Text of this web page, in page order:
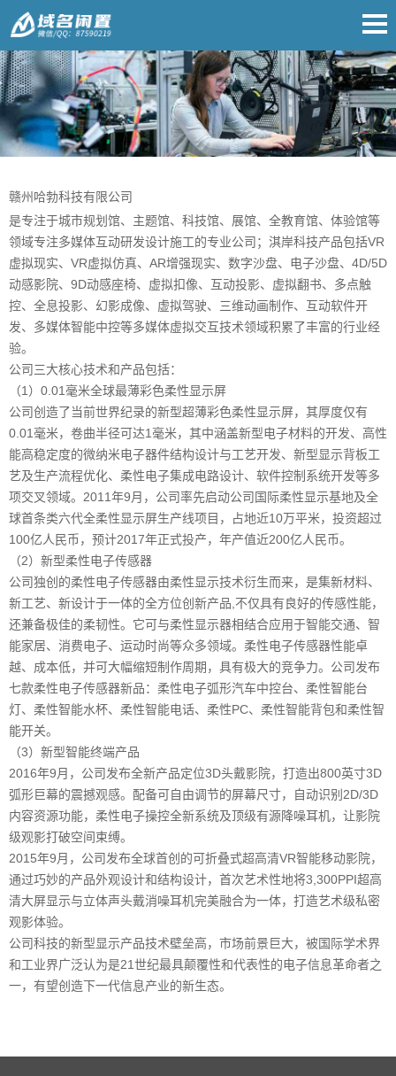
赣州哈勃科技有限公司
是专注于城市规划馆、主题馆、科技馆、展馆、全教育馆、体验馆等
领域专注多媒体互动研发设计施工的专业公司；淇岸科技产品包括VR
虚拟现实、VR虚拟仿真、AR增强现实、数字沙盘、电子沙盘、4D/5D
动感影院、9D动感座椅、虚拟扣像、互动投影、虚拟翻书、多点触
控、全息投影、幻影成像、虚拟驾驶、三维动画制作、互动软件开
发、多媒体智能中控等多媒体虚拟交互技术领域积累了丰富的行业经
验。
公司三大核心技术和产品包括：
（1）0.01毫米全球最薄彩色柔性显示屏
公司创造了当前世界纪录的新型超薄彩色柔性显示屏，其厚度仅有
0.01毫米，卷曲半径可达1毫米，其中涵盖新型电子材料的开发、高性
能高稳定度的微纳米电子器件结构设计与工艺开发、新型显示背板工
艺及生产流程优化、柔性电子集成电路设计、软件控制系统开发等多
项交叉领域。2011年9月，公司率先启动公司国际柔性显示基地及全
球首条类六代全柔性显示屏生产线项目，占地近10万平米，投资超过
100亿人民币，预计2017年正式投产，年产值近200亿人民币。
（2）新型柔性电子传感器
公司独创的柔性电子传感器由柔性显示技术衍生而来，是集新材料、
新工艺、新设计于一体的全方位创新产品,不仅具有良好的传感性能，
还兼备极佳的柔韧性。它可与柔性显示器相结合应用于智能交通、智
能家居、消费电子、运动时尚等众多领域。柔性电子传感器性能卓
越、成本低，并可大幅缩短制作周期，具有极大的竞争力。公司发布
七款柔性电子传感器新品：柔性电子弧形汽车中控台、柔性智能台
灯、柔性智能水杯、柔性智能电话、柔性PC、柔性智能背包和柔性智
能开关。
（3）新型智能终端产品
2016年9月，公司发布全新产品定位3D头戴影院，打造出800英寸3D
弧形巨幕的震撼观感。配备可自由调节的屏幕尺寸，自动识别2D/3D
内容资源功能，柔性电子操控全新系统及顶级有源降噪耳机，让影院
级观影打破空间束缚。
2015年9月，公司发布全球首创的可折叠式超高清VR智能移动影院，
通过巧妙的产品外观设计和结构设计，首次艺术性地将3,300PPI超高
清大屏显示与立体声头戴消噪耳机完美融合为一体，打造艺术级私密
观影体验。
公司科技的新型显示产品技术壁垒高，市场前景巨大，被国际学术界
和工业界广泛认为是21世纪最具颠覆性和代表性的电子信息革命者之
一，有望创造下一代信息产业的新生态。